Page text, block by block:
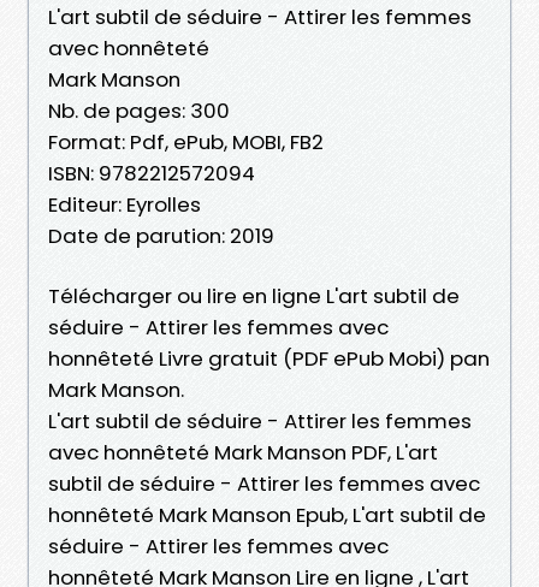
L'art subtil de séduire - Attirer les femmes
avec honnêteté
Mark Manson
Nb. de pages: 300
Format: Pdf, ePub, MOBI, FB2
ISBN: 9782212572094
Editeur: Eyrolles
Date de parution: 2019
Télécharger ou lire en ligne L'art subtil de
séduire - Attirer les femmes avec
honnêteté Livre gratuit (PDF ePub Mobi) pan
Mark Manson.
L'art subtil de séduire - Attirer les femmes
avec honnêteté Mark Manson PDF, L'art
subtil de séduire - Attirer les femmes avec
honnêteté Mark Manson Epub, L'art subtil de
séduire - Attirer les femmes avec
honnêteté Mark Manson Lire en ligne , L'art